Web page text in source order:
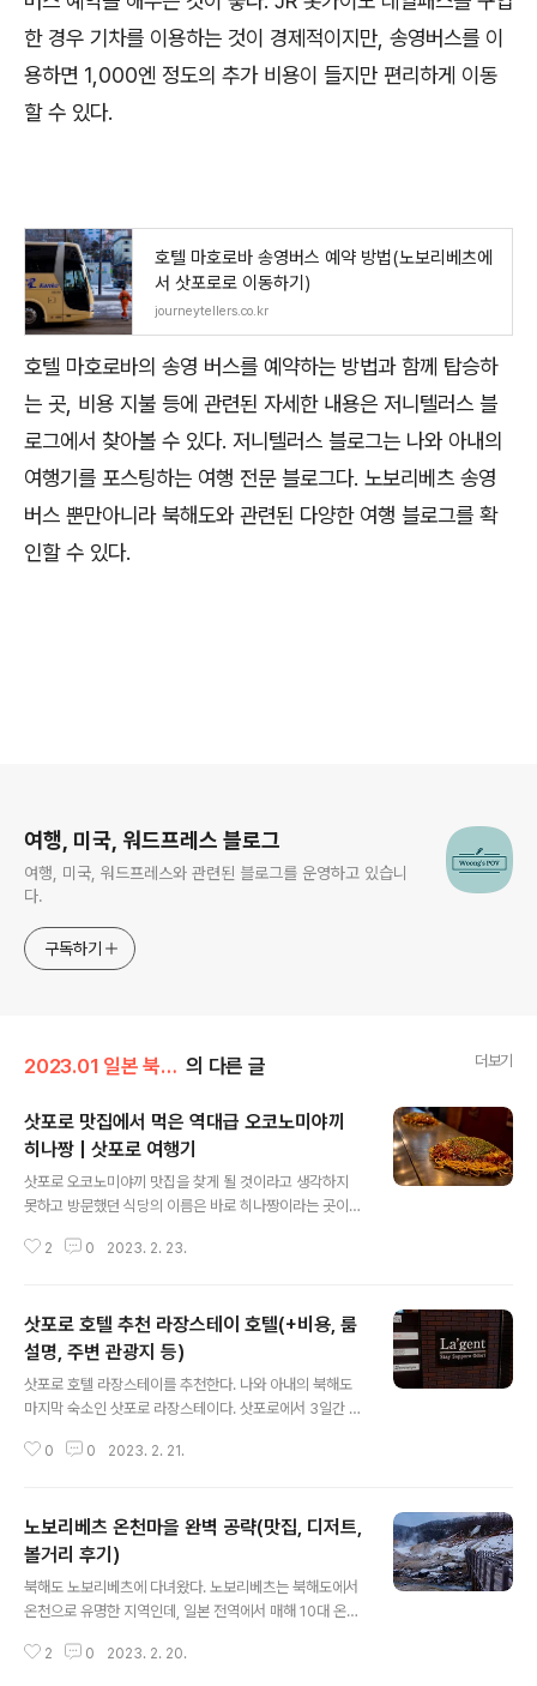
한 경우 기차를 이용하는 것이 경제적이지만, 송영버스를 이
용하면 1,000엔 정도의 추가 비용이 들지만 편리하게 이동
할 수 있다.
호텔 마호로바 송영버스 예약 방법(노보리베츠에
서 삿포로로 이동하기)
journeytellers.co.kr
호텔 마호로바의 송영 버스를 예약하는 방법과 함께 탑승하
는 곳, 비용 지불 등에 관련된 자세한 내용은 저니텔러스 블
로그에서 찾아볼 수 있다. 저니텔러스 블로그는 나와 아내의
여행기를 포스팅하는 여행 전문 블로그다. 노보리베츠 송영
버스 뿐만아니라 북해도와 관련된 다양한 여행 블로그를 확
인할 수 있다.
여행, 미국, 워드프레스 블로그
여행, 미국, 워드프레스와 관련된 블로그를 운영하고 있습니
다.
구독하기
2023.01 일본 북해도 여행 의 다른 글 더보기
삿포로 맛집에서 먹은 역대급 오코노미야끼
히나짱 | 삿포로 여행기
삿포로 오코노미야끼 맛집을 찾게 될 것이라고 생각하지
못하고 방문했던 식당의 이름은 바로 히나짱이라는 곳이
이 식당이 있다는 것을 알고 방문하게 되었다. 삿포로 다누
누키코지 상점가 안에 오코노미야끼를 하는 히나짱이라는
식당이 있다는 걸 구글 맵에서 찾을 수 있었다. 리뷰나 소개
를 볼 겨를도 없이 운이 좋게도 도보 1분거리에 있었기에
바로 히나짱으로 향했다. 저녁 식사 시간이 조금 지난 8시
를 식사로 먹으로 온 사람도 있을 것이고, 식사를 마치고 2
2 0 2023. 2. 23.
삿포로 호텔 추천 라장스테이 호텔(+비용, 룸
설명, 주변 관광지 등)
삿포로 호텔 라장스테이를 추천한다. 나와 아내의 북해도
마지막 숙소인 삿포로 라장스테이다. 삿포로에서 3일간 머
일정이다. 삿포로에서는 첫 날 노보리베츠에서 도착한 후
머물면서 삿포로를 구경할 시간이 부족했다는 점이 매우
아쉽기는 했지만, 그래도 호텔의 위치 덕분에 가까운 관광
지를 모두 짧게 나마 둘러볼 수 있었다. 라장스테이 호텔에
머물면서 가장 좋았던 점은 역시나 위치다. 어딜가도 도보
로 모두 걸어서 갈 수 있는 거리였다. 삿포로 역이 가장 먼
목적지였는데, 여유롭게 걸어서 20분이면 갈 수 있어서 삿
0 0 2023. 2. 21.
노보리베츠 온천마을 완벽 공략(맛집, 디저트,
볼거리 후기)
북해도 노보리베츠에 다녀왔다. 노보리베츠는 북해도에서
온천으로 유명한 지역인데, 일본 전역에서 매해 10대 온천
역이다. 일주일간의 북해도 여행에서 나와 아내는 이틀의
2 0 2023. 2. 20.